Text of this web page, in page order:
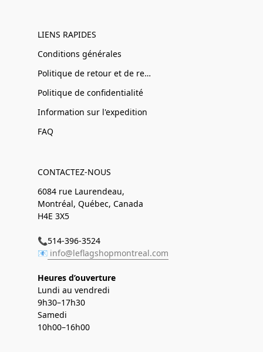
LIENS RAPIDES
Conditions générales
Politique de retour et de remboursement
Politique de confidentialité
Information sur l'expedition
FAQ
CONTACTEZ-NOUS
6084 rue Laurendeau,
Montréal, Québec, Canada
H4E 3X5
📞514-396-3524
📧 info@leflagshopmontreal.com
Heures d’ouverture
Lundi au vendredi
9h30–17h30
Samedi
10h00–16h00